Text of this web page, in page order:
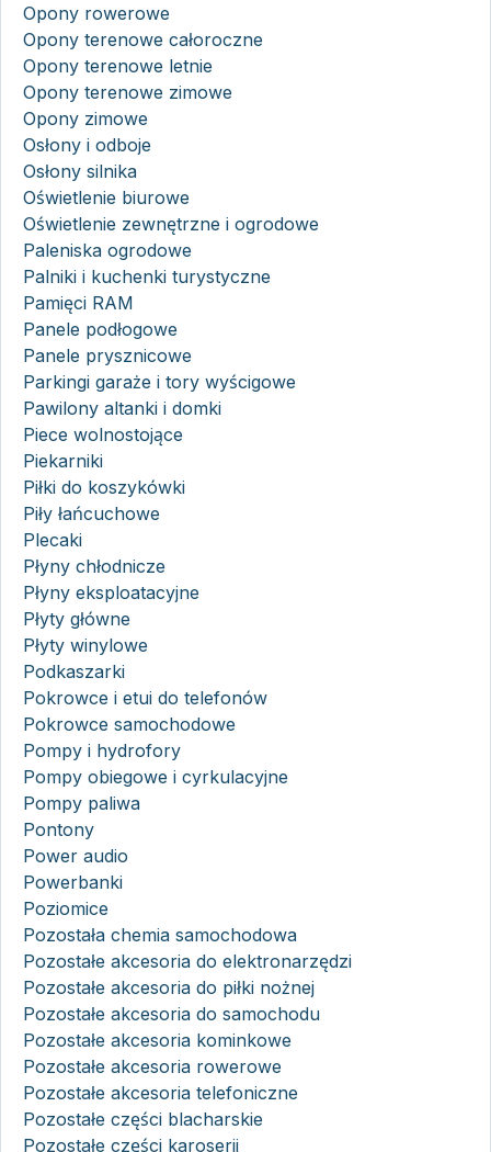
Opony rowerowe
Opony terenowe całoroczne
Opony terenowe letnie
Opony terenowe zimowe
Opony zimowe
Osłony i odboje
Osłony silnika
Oświetlenie biurowe
Oświetlenie zewnętrzne i ogrodowe
Paleniska ogrodowe
Palniki i kuchenki turystyczne
Pamięci RAM
Panele podłogowe
Panele prysznicowe
Parkingi garaże i tory wyścigowe
Pawilony altanki i domki
Piece wolnostojące
Piekarniki
Piłki do koszykówki
Piły łańcuchowe
Plecaki
Płyny chłodnicze
Płyny eksploatacyjne
Płyty główne
Płyty winylowe
Podkaszarki
Pokrowce i etui do telefonów
Pokrowce samochodowe
Pompy i hydrofory
Pompy obiegowe i cyrkulacyjne
Pompy paliwa
Pontony
Power audio
Powerbanki
Poziomice
Pozostała chemia samochodowa
Pozostałe akcesoria do elektronarzędzi
Pozostałe akcesoria do piłki nożnej
Pozostałe akcesoria do samochodu
Pozostałe akcesoria kominkowe
Pozostałe akcesoria rowerowe
Pozostałe akcesoria telefoniczne
Pozostałe części blacharskie
Pozostałe części karoserii